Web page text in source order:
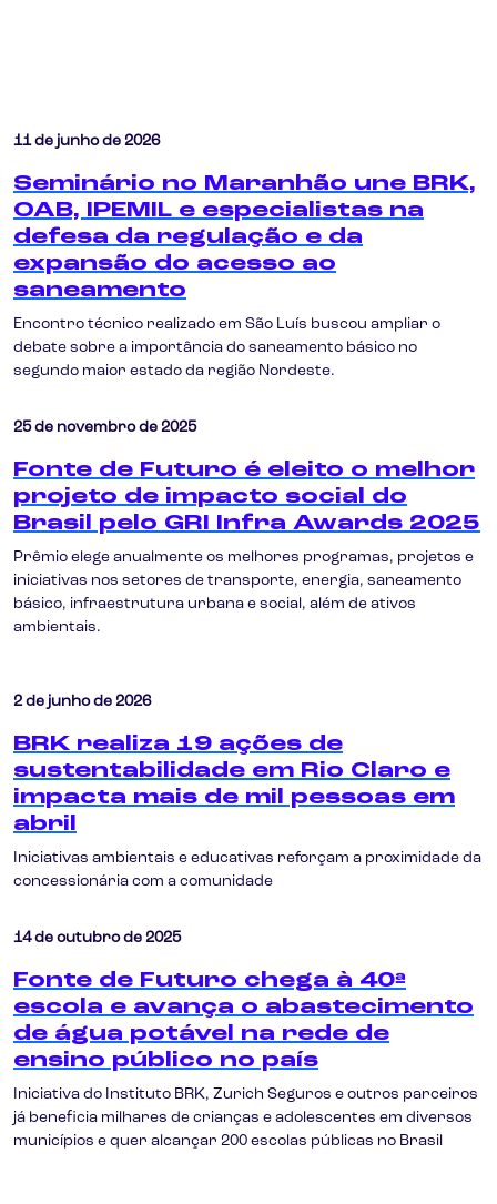
11 de junho de 2026
Seminário no Maranhão une BRK,
OAB, IPEMIL e especialistas na
defesa da regulação e da
expansão do acesso ao
saneamento
Encontro técnico realizado em São Luís buscou ampliar o
debate sobre a importância do saneamento básico no
segundo maior estado da região Nordeste.
25 de novembro de 2025
Fonte de Futuro é eleito o melhor
projeto de impacto social do
Brasil pelo GRI Infra Awards 2025
Prêmio elege anualmente os melhores programas, projetos e
iniciativas nos setores de transporte, energia, saneamento
básico, infraestrutura urbana e social, além de ativos
ambientais.
2 de junho de 2026
BRK realiza 19 ações de
sustentabilidade em Rio Claro e
impacta mais de mil pessoas em
abril
Iniciativas ambientais e educativas reforçam a proximidade da
concessionária com a comunidade
14 de outubro de 2025
Fonte de Futuro chega à 40ª
escola e avança o abastecimento
de água potável na rede de
ensino público no país
Iniciativa do Instituto BRK, Zurich Seguros e outros parceiros
já beneficia milhares de crianças e adolescentes em diversos
municípios e quer alcançar 200 escolas públicas no Brasil